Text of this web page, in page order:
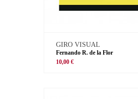
GIRO VISUAL
Fernando R. de la Flor
10,00 €